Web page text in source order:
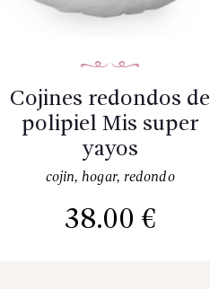
Cojines redondos de
polipiel Mis super
yayos
cojin,hogar, redondo
38.00 €